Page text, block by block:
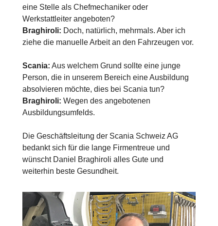
eine Stelle als Chefmechaniker oder
Werkstattleiter angeboten?
Braghiroli: Doch, natürlich, mehrmals. Aber ich
ziehe die manuelle Arbeit an den Fahrzeugen vor.
Scania: Aus welchem Grund sollte eine junge
Person, die in unserem Bereich eine Ausbildung
absolvieren möchte, dies bei Scania tun?
Braghiroli: Wegen des angebotenen
Ausbildungsumfelds.
Die Geschäftsleitung der Scania Schweiz AG
bedankt sich für die lange Firmentreue und
wünscht Daniel Braghiroli alles Gute und
weiterhin beste Gesundheit.